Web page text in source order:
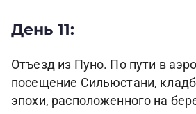
День 11:
Отъезд из Пуно. По пути в
посещение Сильюстани,
эпохи, расположенного на